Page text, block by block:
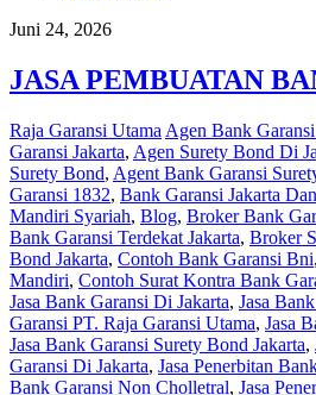
Juni 24, 2026
JASA PEMBUATAN
Raja Garansi Utama Agen Bank
Garansi Jakarta, Agen Surety Bond Di
Surety Bond, Agent Bank Garansi
Garansi 1832, Bank Garansi Jakarta
Mandiri Syariah, Blog, Broker Bank
Bank Garansi Terdekat Jakarta, Broker
Bond Jakarta, Contoh Bank Garansi Bni,
Mandiri, Contoh Surat Kontra Bank
Jasa Bank Garansi Di Jakarta, Jasa
Garansi PT. Raja Garansi Utama, Jasa
Jasa Bank Garansi Surety Bond Jakarta,
Garansi Di Jakarta, Jasa Penerbitan
Bank Garansi Non Cholletral, Jasa